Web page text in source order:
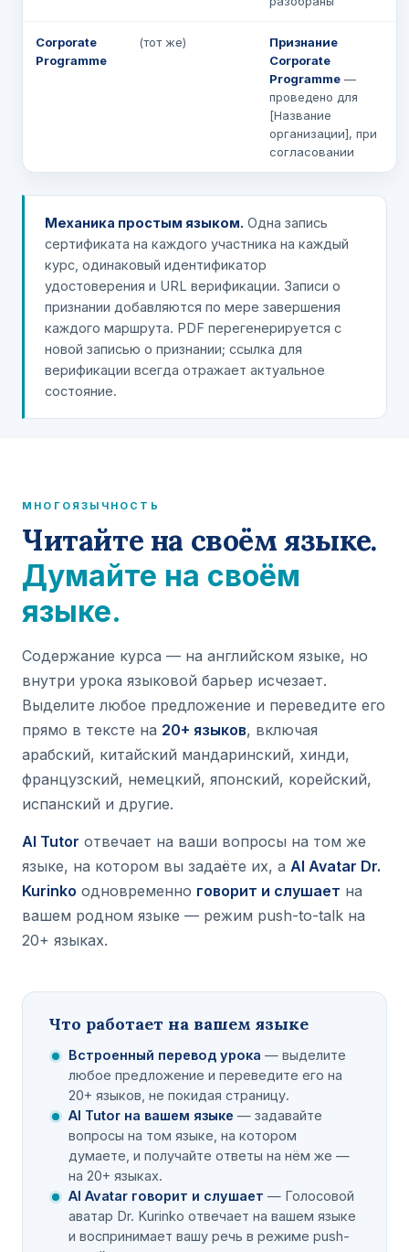
Corporate
Programme
(тот же)
Признание
Corporate
Programme —
проведено для
[Название
организации], при
согласовании
Механика простым языком. Одна запись
сертификата на каждого участника на каждый
курс, одинаковый идентификатор
удостоверения и URL верификации. Записи о
признании добавляются по мере завершения
каждого маршрута. PDF перегенерируется с
новой записью о признании; ссылка для
верификации всегда отражает актуальное
состояние.
МНОГОЯЗЫЧНОСТЬ
Читайте на своём языке.
Думайте на своём
языке.
Содержание курса — на английском языке, но
внутри урока языковой барьер исчезает.
Выделите любое предложение и переведите его
прямо в тексте на 20+ языков, включая
арабский, китайский мандаринский, хинди,
французский, немецкий, японский, корейский,
испанский и другие.
AI Tutor отвечает на ваши вопросы на том же
языке, на котором вы задаёте их, а AI Avatar Dr.
Kurinko одновременно говорит и слушает на
вашем родном языке — режим push-to-talk на
20+ языках.
Что работает на вашем языке
Встроенный перевод урока — выделите
любое предложение и переведите его на
20+ языков, не покидая страницу.
AI Tutor на вашем языке — задавайте
вопросы на том языке, на котором
думаете, и получайте ответы на нём же —
на 20+ языках.
AI Avatar говорит и слушает — Голосовой
аватар Dr. Kurinko отвечает на вашем языке
и воспринимает вашу речь в режиме push-